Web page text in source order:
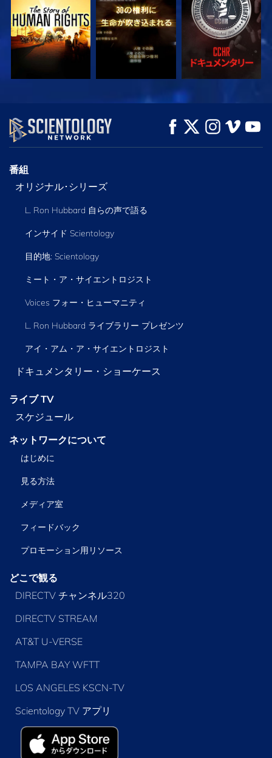
観る シリーズを探求
番組
オリジナル･シリーズ
L. Ron Hubbard 自らの声で語る
インサイド Scientology
目的地: Scientology
ミート・ア・サイエントロジスト
Voices フォー・ヒューマニティ
L. Ron Hubbard ライブラリー プレゼンツ
アイ・アム・ア・サイエントロジスト
ドキュメンタリー・ショーケース
ライブ TV
スケジュール
ネットワークについて
はじめに
見る方法
メディア室
フィードバック
プロモーション用リソース
どこで観る
DIRECTV チャンネル320
DIRECTV STREAM
AT&T U-VERSE
TAMPA BAY WFTT
LOS ANGELES KSCN-TV
Scientology TV アプリ